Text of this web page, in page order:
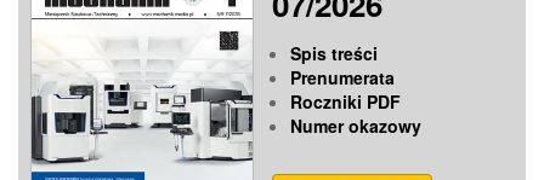
Spis treści
Prenumerata
Roczniki PDF
Numer okazowy